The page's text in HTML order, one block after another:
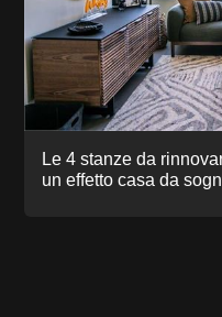
Le 4 stanze da
un effetto casa da